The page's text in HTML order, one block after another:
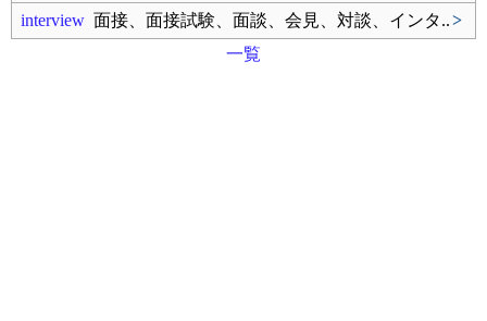
interview 面接、面接試験、面談、会見、対談、インタ..>
一覧